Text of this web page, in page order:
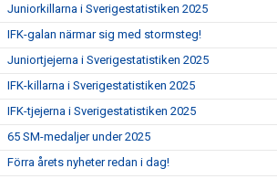
Juniorkillarna i Sverigestatistiken 2025
IFK-galan närmar sig med stormsteg!
Juniortjejerna i Sverigestatistiken 2025
IFK-killarna i Sverigestatistiken 2025
IFK-tjejerna i Sverigestatistiken 2025
65 SM-medaljer under 2025
Förra årets nyheter redan i dag!